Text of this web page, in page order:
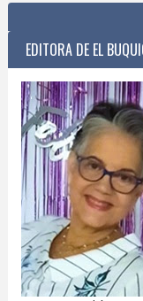
EDITORA DE EL